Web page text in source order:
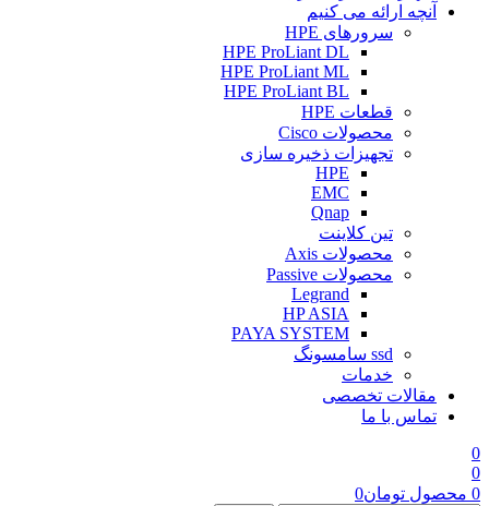
آنچه ارائه می کنیم
سرورهای HPE
HPE ProLiant DL
HPE ProLiant ML
HPE ProLiant BL
قطعات HPE
محصولات Cisco
تجهیزات ذخیره سازی
HPE
EMC
Qnap
تین کلاینت
محصولات Axis
محصولات Passive
Legrand
HP ASIA
PAYA SYSTEM
ssd سامسونگ
خدمات
مقالات تخصصی
تماس با ما
0
0
0 محصول تومان0